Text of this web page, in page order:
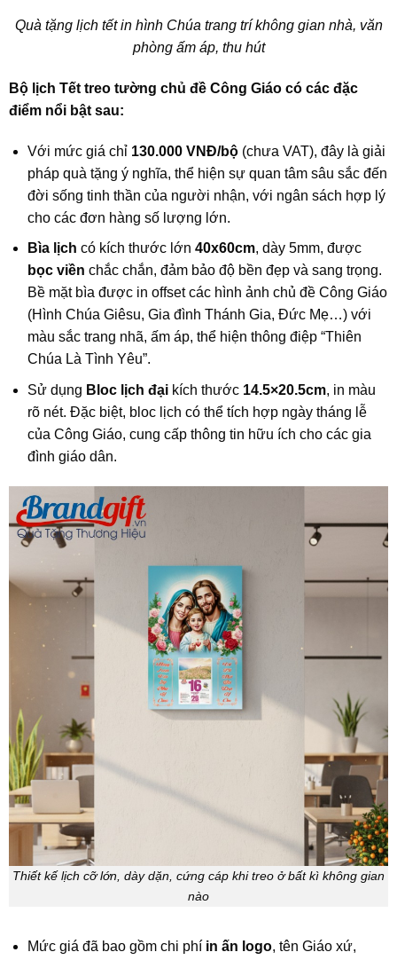
Quà tặng lịch tết in hình Chúa trang trí không gian nhà, văn
phòng ấm áp, thu hút
Bộ lịch Tết treo tường chủ đề Công Giáo có các đặc
điểm nổi bật sau:
Với mức giá chỉ 130.000 VNĐ/bộ(chưa VAT), đây là giải
pháp quà tặng ý nghĩa, thể hiện sự quan tâm sâu sắc đến
đời sống tinh thần của người nhận, với ngân sách hợp lý
cho các đơn hàng số lượng lớn.
Bìa lịch có kích thước lớn 40x60cm, dày 5mm, được
bọc viền chắc chắn, đảm bảo độ bền đẹp và sang trọng.
Bề mặt bìa được in offset các hình ảnh chủ đề Công Giáo
(Hình Chúa Giêsu, Gia đình Thánh Gia, Đức Mẹ…) với
màu sắc trang nhã, ấm áp, thể hiện thông điệp “Thiên
Chúa Là Tình Yêu”.
Sử dụng Bloc lịch đạikích thước 14.5×20.5cm, in màu
rõ nét. Đặc biệt, bloc lịch có thể tích hợp ngày tháng lễ
của Công Giáo, cung cấp thông tin hữu ích cho các gia
đình giáo dân.
Thiết kế lịch cỡ lớn, dày dặn, cứng cáp khi treo ở bất kì không gian
nào
Mức giá đã bao gồm chi phí in ấn logo, tên Giáo xứ,